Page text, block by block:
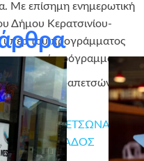
Με επίσημη ενημερωτική
Δήμου Κερατσινίου-
υπέρ του προγράμματος
κοινωνικό πρόγραμμα.
Δραπετσώνας
ΔΡΑΠΕΤΣΩΝΑΣ
WISH ΕΛΛΑΔΟΣ